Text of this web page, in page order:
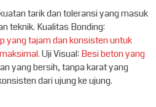
tarik dan toleransi yang masuk
teknik. Kualitas Bonding:
yang tajam dan konsisten untuk
Uji Visual: Besi beton yang
yang bersih, tanpa karat yang
dari ujung ke ujung.